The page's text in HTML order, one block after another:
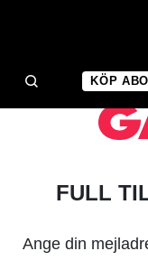
KÖP
FULL
Ange din